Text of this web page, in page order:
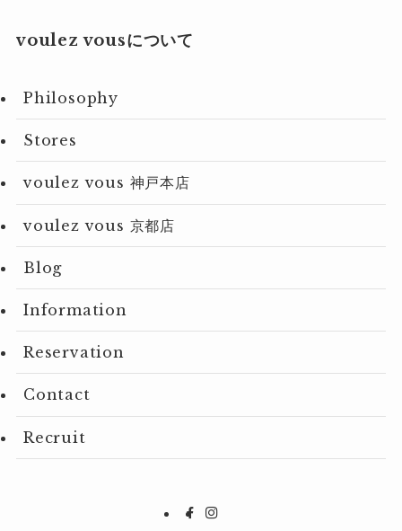
voulez vousについて
Philosophy
Stores
voulez vous 神戸本店
voulez vous 京都店
Blog
Information
Reservation
Contact
Recruit